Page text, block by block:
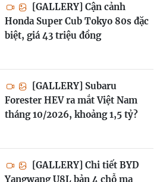
[GALLERY] Cận cảnh
Honda Super Cub Tokyo 80s đặc
biệt, giá 43 triệu đồng
[GALLERY] Subaru
Forester HEV ra mắt Việt Nam
tháng 10/2026, khoảng 1,5 tỷ?
[GALLERY] Chi tiết BYD
Yangwang U8L bản 4 chỗ mạ